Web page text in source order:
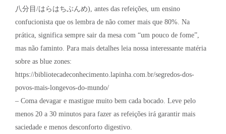
八分目/はらはちぶんめ), antes das refeições, um ensino
confucionista que os lembra de não comer mais que 80%. Na
prática, significa sempre sair da mesa com “um pouco de fome”,
mas não faminto. Para mais detalhes leia nossa interessante matéria
sobre as blue zones:
https://bibliotecadeconhecimento.lapinha.com.br/segredos-dos-
povos-mais-longevos-do-mundo/
– Coma devagar e mastigue muito bem cada bocado. Leve pelo
menos 20 a 30 minutos para fazer as refeições irá garantir mais
saciedade e menos desconforto digestivo.